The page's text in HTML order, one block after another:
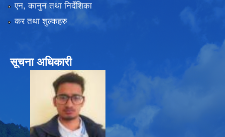
एन, कानुन तथा निर्देशिका
कर तथा शुल्कहरु
सूचना अधिकारी